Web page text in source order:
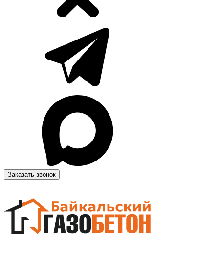
Заказать звонок